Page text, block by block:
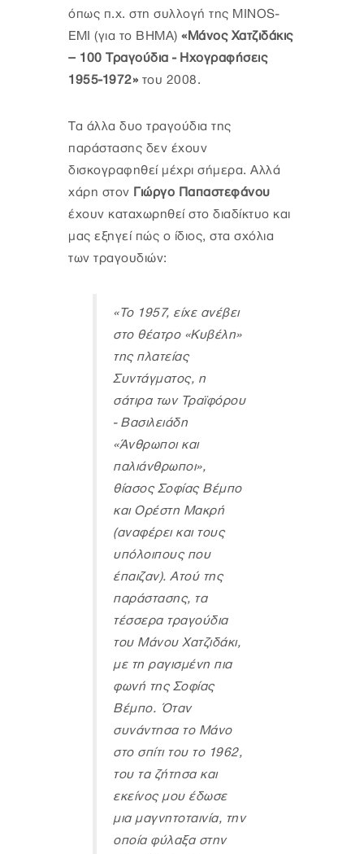
όπως π.χ. στη συλλογή της MINOS-
EMI (για το ΒΗΜΑ) «Μάνος Χατζιδάκις
– 100 Τραγούδια - Ηχογραφήσεις
1955-1972» του 2008.
Τα άλλα δυο τραγούδια της
παράστασης δεν έχουν
δισκογραφηθεί μέχρι σήμερα. Αλλά
χάρη στον Γιώργο Παπαστεφάνου
έχουν καταχωρηθεί στο διαδίκτυο και
μας εξηγεί πώς ο ίδιος, στα σχόλια
των τραγουδιών:
«Το 1957, είχε ανέβει
στο θέατρο «Κυβέλη»
της πλατείας
Συντάγματος, η
σάτιρα των Τραϊφόρου
- Βασιλειάδη
«Άνθρωποι και
παλιάνθρωποι»,
θίασος Σοφίας Βέμπο
και Ορέστη Μακρή
(αναφέρει και τους
υπόλοιπους που
έπαιζαν). Ατού της
παράστασης, τα
τέσσερα τραγούδια
του Μάνου Χατζιδάκι,
με τη ραγισμένη πια
φωνή της Σοφίας
Βέμπο. Όταν
συνάντησα το Μάνο
στο σπίτι του το 1962,
του τα ζήτησα και
εκείνος μου έδωσε
μια μαγνητοταινία, την
οποία φύλαξα στην